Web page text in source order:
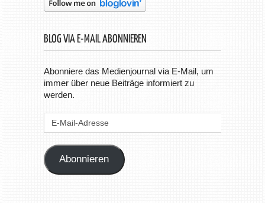
BLOG VIA E-MAIL ABONNIEREN
Abonniere das Medienjournal via E-Mail, um
immer über neue Beiträge informiert zu
werden.
Abonnieren